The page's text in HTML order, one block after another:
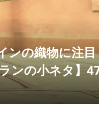
ンの織物に注目
ンの小ネタ】